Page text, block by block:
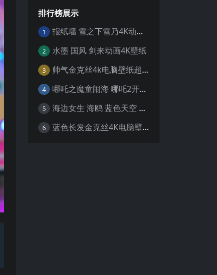
排行榜展示
1 报纸墙 雪之下雪乃4K动漫壁纸
2 水墨 国风 剑来动画4K壁纸
3 帅气金克丝4k电脑壁纸超清
4 哪吒之魔童闹海 哪吒2开场4K壁纸
5 海边女生 海鸥 蓝色天空 4K壁纸
6 蓝色长发金克丝4K电脑壁纸